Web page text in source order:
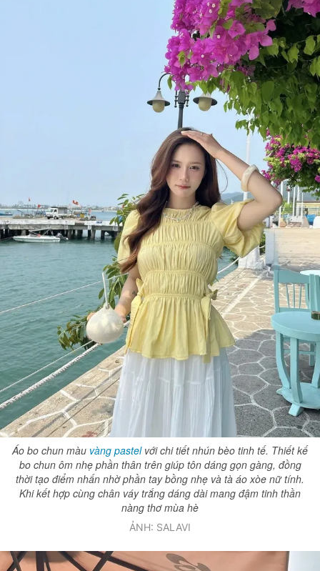
Bạn cần biết
Liên hệ quảng cáo
Đọc Thanh Niên trên điện thoại
Hotline
0906 645 777
Liên hệ quảng cáo
0908 780 404
Đặt báo Quảng cáo RSS Tòa soạn Chính sách bảo
Tổng biên tập: Nguyễn Ngọc Toàn
Phó tổng biên tập: Hải Thành
Ủy viên Ban biên tập - Tổng Thư ký tòa soạn: Trần Việt Hưng
Giấy phép xuất bản số 110/GP - BTTTT cấp ngày 24.3.2020
© 2003-2026 Bản quyền thuộc về Báo Thanh Niên. Cấm sao chép
dưới mọi hình thức nếu không có sự chấp thuận bằng văn bản.
Phát triển bởi ePi Technologies, JSC.
Áo bo chun màu vàng pastelvới chi tiết nhún bèo tinh tế. Thiết kế
bo chun ôm nhẹ phần thân trên giúp tôn dáng gọn gàng, đồng
thời tạo điểm nhấn nhờ phần tay bồng nhẹ và tà áo xòe nữ tính.
Khi kết hợp cùng chân váy trắng dáng dài mang đậm tinh thần
nàng thơ mùa hè
ẢNH: SALAVI